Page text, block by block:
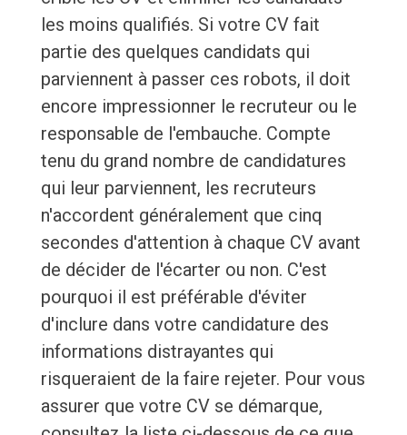
les moins qualifiés. Si votre CV fait
partie des quelques candidats qui
parviennent à passer ces robots, il doit
encore impressionner le recruteur ou le
responsable de l'embauche. Compte
tenu du grand nombre de candidatures
qui leur parviennent, les recruteurs
n'accordent généralement que cinq
secondes d'attention à chaque CV avant
de décider de l'écarter ou non. C'est
pourquoi il est préférable d'éviter
d'inclure dans votre candidature des
informations distrayantes qui
risqueraient de la faire rejeter. Pour vous
assurer que votre CV se démarque,